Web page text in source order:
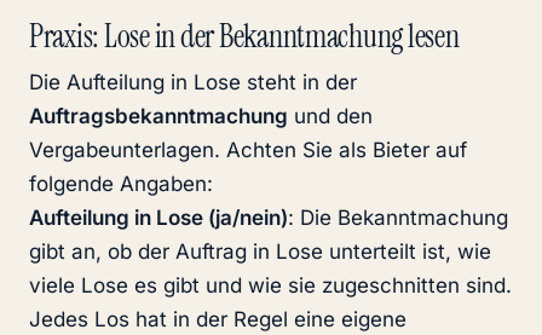
Praxis: Lose in der Bekanntmachung lesen
Die Aufteilung in Lose steht in der
Auftragsbekanntmachung und den
Vergabeunterlagen. Achten Sie als Bieter auf
folgende Angaben:
Aufteilung in Lose (ja/nein): Die Bekanntmachung
gibt an, ob der Auftrag in Lose unterteilt ist, wie
viele Lose es gibt und wie sie zugeschnitten sind.
Jedes Los hat in der Regel eine eigene